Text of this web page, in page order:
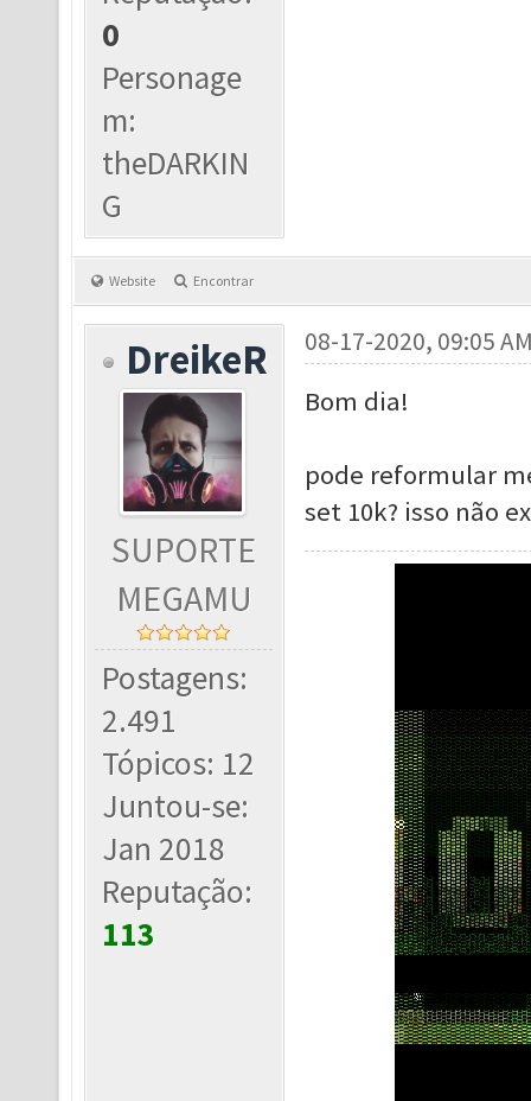
0
Personage
m:
theDARKIN
G
Website Encontrar
DreikeR
SUPORTE
MEGAMU
Postagens:
2.491
Tópicos: 12
Juntou-se:
Jan 2018
Reputação:
113
08-17-2020, 09:05
Bom dia!
pode reformular
set 10k? isso não